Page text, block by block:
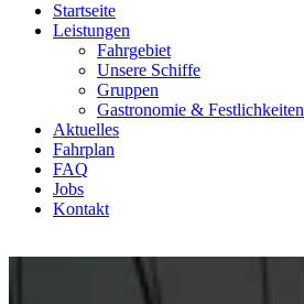
Startseite
Leistungen
Fahrgebiet
Unsere Schiffe
Gruppen
Gastronomie & Festlichkeiten
Aktuelles
Fahrplan
FAQ
Jobs
Kontakt